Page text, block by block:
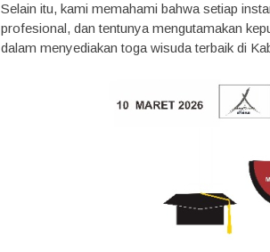
Selain itu, kami memahami bahwa setiap
profesional, dan tentunya mengutamakan
dalam menyediakan toga wisuda terbaik di